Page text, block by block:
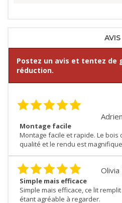
AVIS
Postez un avis et tentez de
réduction.
Montage facile
Montage facile et rapide. Le bois
qualité et le rendu est
Olivia
Simple mais efficace
Simple mais efficace, ce lit
étant agréable à regarder.